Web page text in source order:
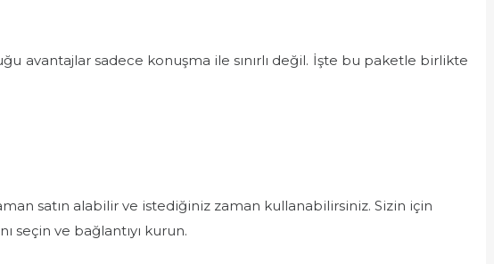
avantajlar sadece konuşma ile sınırlı değil. İşte bu paketle birlikte
satın alabilir ve istediğiniz zaman kullanabilirsiniz. Sizin için
seçin ve bağlantıyı kurun.